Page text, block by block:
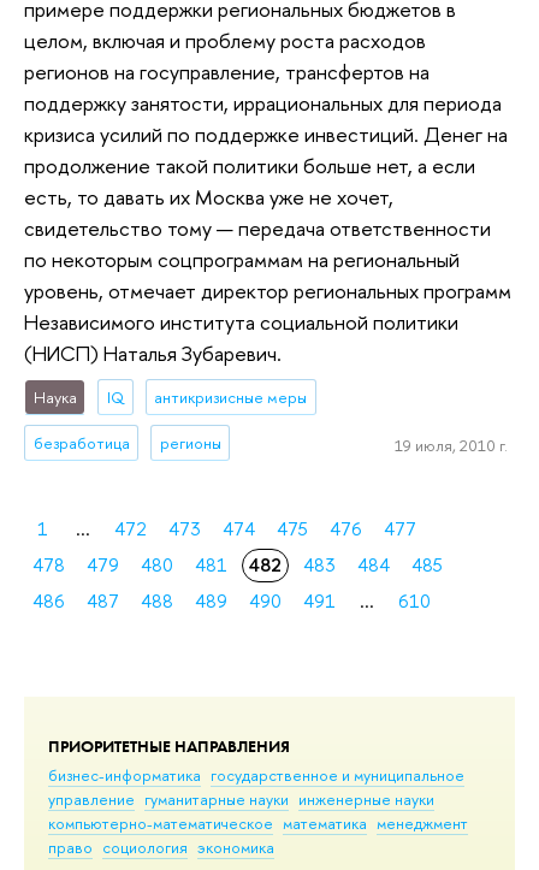
ПРИОРИТЕТНЫЕ НАПРАВЛЕНИЯ
бизнес-информатика государственное и муниципальное
управление гуманитарные науки инженерные науки
компьютерно-математическое математика менеджмент
право социология экономика
примере поддержки региональных бюджетов в
целом, включая и проблему роста расходов
регионов на госуправление, трансфертов на
поддержку занятости, иррациональных для периода
кризиса усилий по поддержке инвестиций. Денег на
продолжение такой политики больше нет, а если
есть, то давать их Москва уже не хочет,
свидетельство тому — передача ответственности
по некоторым соцпрограммам на региональный
уровень, отмечает директор региональных программ
Независимого института социальной политики
(НИСП) Наталья Зубаревич.
Наука IQ антикризисные меры
безработица регионы 19 июля, 2010 г.
1 ... 472 473 474 475 476
477
478
479 480 481 482 483 484
485
486
487 488 489 490 491 ... 610